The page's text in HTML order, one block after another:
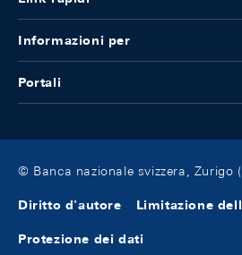
Informazioni per
Portali
© Banca nazionale svizzera, Zurigo
Diritto d'autore Limitazione
Protezione dei dati